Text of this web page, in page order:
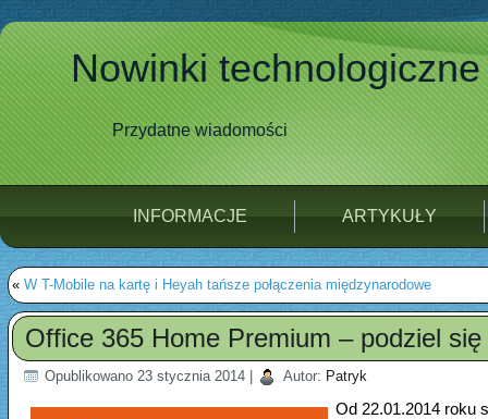
Nowinki technologiczne
Przydatne wiadomości
INFORMACJE ARTYKUŁY
« W T-Mobile na kartę i Heyah tańsze połączenia międzynarodowe
Office 365 Home Premium – podziel
Opublikowano 23 stycznia 2014 Autor: Patryk
Od 22.01.2014 roku